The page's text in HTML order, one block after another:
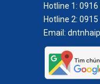
Hotline 1: 0916
Hotline 2: 0915
Email: